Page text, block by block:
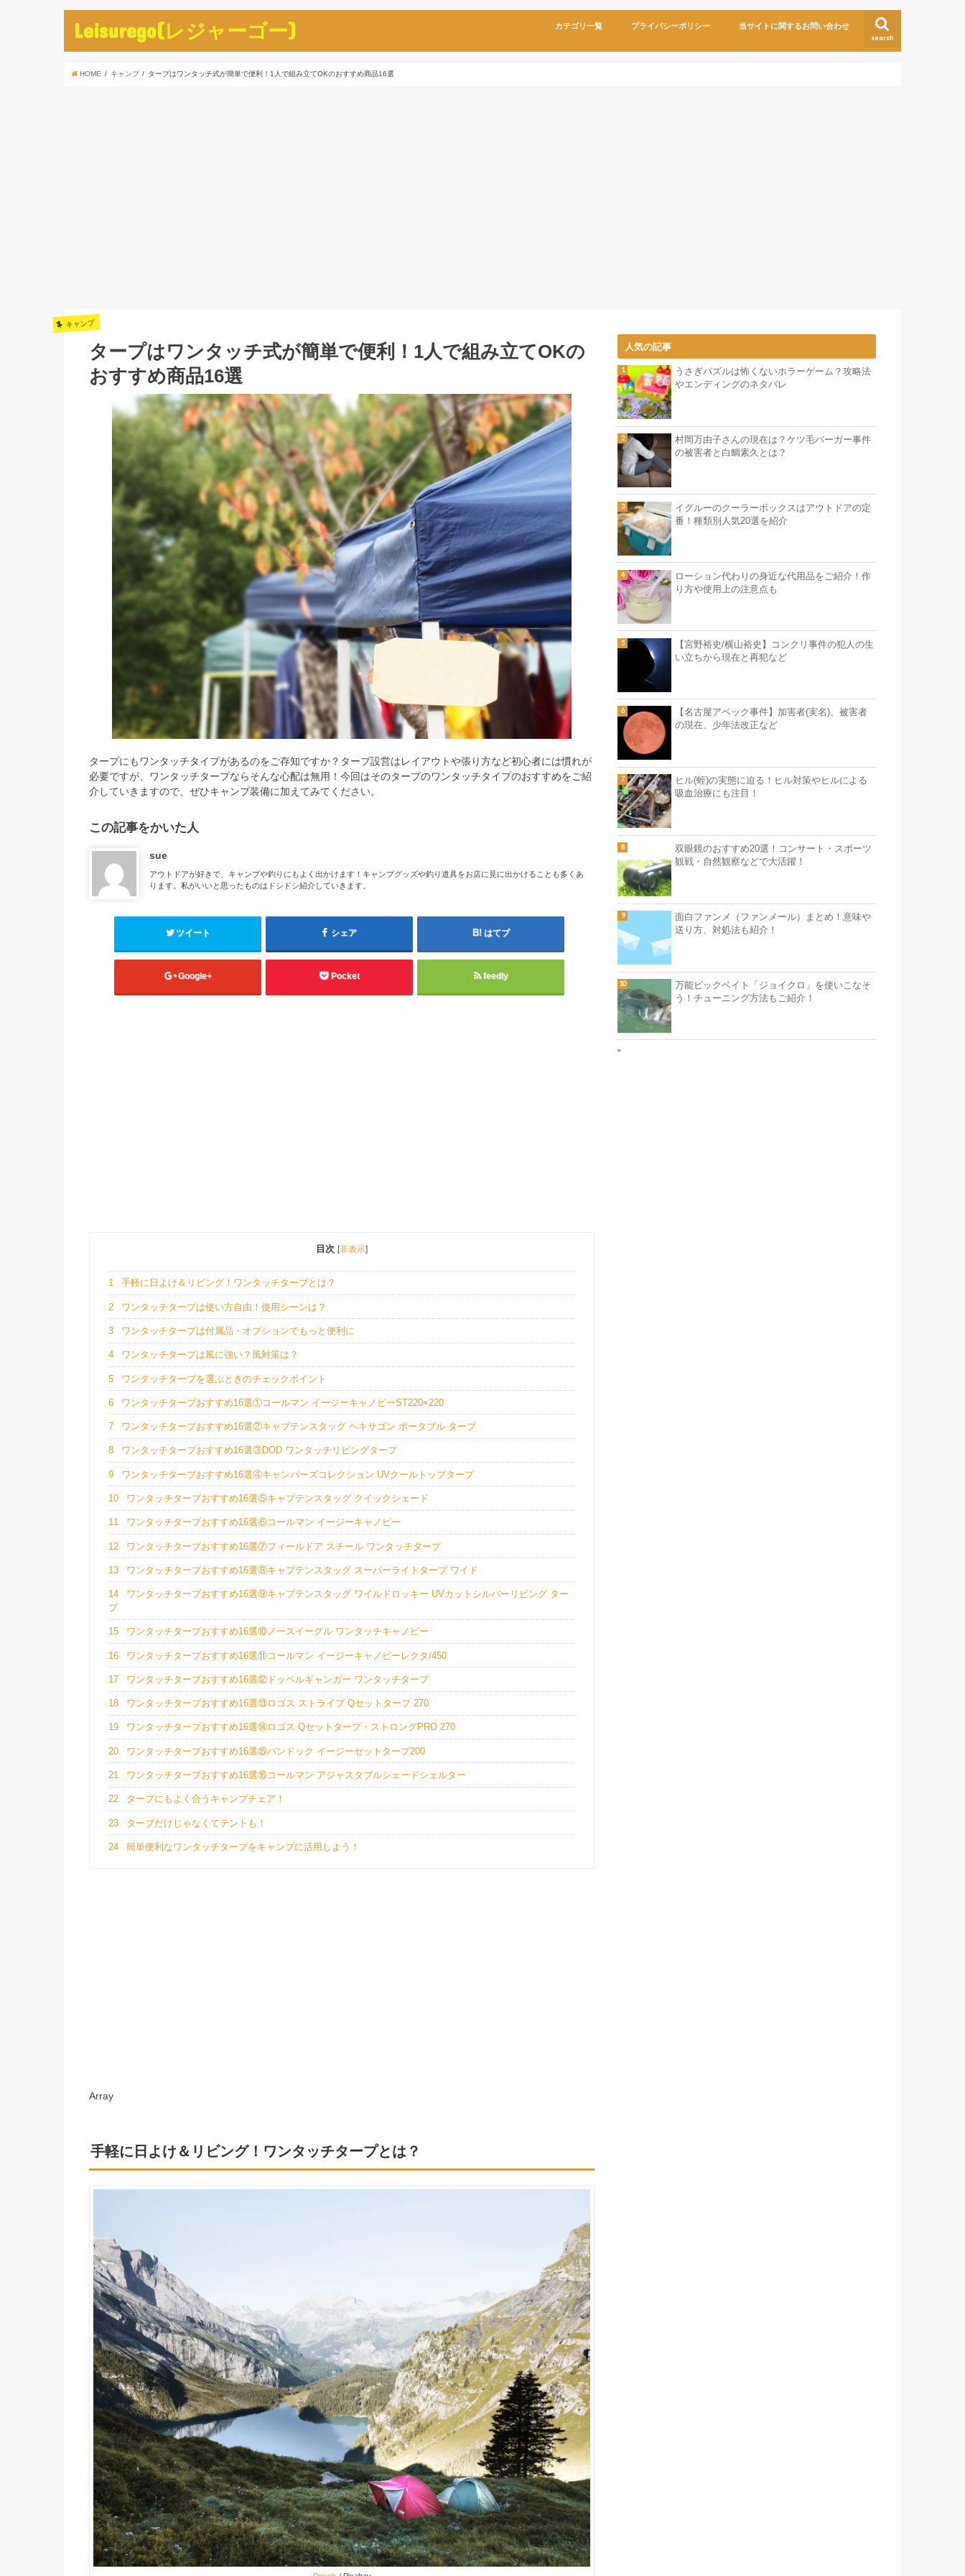
Leisurego(レジャーゴー) search
カテゴリ一覧 プライバシーポリシー 当サイトに関するお問い合わせ
HOME キャンプ タープはワンタッチ式が簡単で便利！1人で組み立てOKのおすすめ商品16選
キャンプ
タープはワンタッチ式が簡単で便利！1人で組み立てOKの
おすすめ商品16選
タープにもワンタッチタイプがあるのをご存知ですか？タープ設営はレイアウトや張り方など初心者には慣れが
必要ですが、ワンタッチタープならそんな心配は無用！今回はそのタープのワンタッチタイプのおすすめをご紹
介していきますので、ぜひキャンプ装備に加えてみてください。
この記事をかいた人
sue
アウトドアが好きで、キャンプや釣りにもよく出かけます！キャンプグッズや釣り道具をお店に見に出かけることも多くあ
ります。私がいいと思ったものはドシドシ紹介していきます。
ツイート シェア はてブ
Google+ Pocket feedly
目次 [非表示]
1 手軽に日よけ＆リビング！ワンタッチタープとは？
2 ワンタッチタープは使い方自由！使用シーンは？
3 ワンタッチタープは付属品・オプションでもっと便利に
4 ワンタッチタープは風に強い？風対策は？
5 ワンタッチタープを選ぶときのチェックポイント
6 ワンタッチタープおすすめ16選①コールマン イージーキャノピーST220×220
7 ワンタッチタープおすすめ16選②キャプテンスタッグ ヘキサゴン ポータブル タープ
8 ワンタッチタープおすすめ16選③DOD ワンタッチリビングタープ
9 ワンタッチタープおすすめ16選④キャンパーズコレクション UVクールトップタープ
10 ワンタッチタープおすすめ16選⑤キャプテンスタッグ クイックシェード
11 ワンタッチタープおすすめ16選⑥コールマン イージーキャノピー
12 ワンタッチタープおすすめ16選⑦フィールドア スチール ワンタッチタープ
13 ワンタッチタープおすすめ16選⑧キャプテンスタッグ スーパーライトタープ ワイド
14
ワンタッチタープおすすめ16選⑨キャプテンスタッグ ワイルドロッキー UVカットシルバーリビング ター
プ
15 ワンタッチタープおすすめ16選⑩ノースイーグル ワンタッチキャノピー
16 ワンタッチタープおすすめ16選⑪コールマン イージーキャノピーレクタ/450
17 ワンタッチタープおすすめ16選⑫ドッペルギャンガー ワンタッチタープ
18 ワンタッチタープおすすめ16選⑬ロゴス ストライプ Qセットタープ 270
19 ワンタッチタープおすすめ16選⑭ロゴス Qセットタープ・ストロングPRO 270
20 ワンタッチタープおすすめ16選⑮バンドック イージーセットタープ200
21 ワンタッチタープおすすめ16選⑯コールマン アジャスタブルシェードシェルター
22 タープにもよく合うキャンプチェア！
23 ターブだけじゃなくてテントも！
24 簡単便利なワンタッチタープをキャンプに活用しよう！
Array
手軽に日よけ＆リビング！ワンタッチタープとは？
人気の記事
うさぎパズルは怖くないホラーゲーム？攻略法
やエンディングのネタバレ
村岡万由子さんの現在は？ケツ毛バーガー事件
の被害者と白鯛素久とは？
イグルーのクーラーボックスはアウトドアの定
番！種類別人気20選を紹介
ローション代わりの身近な代用品をご紹介！作
り方や使用上の注意点も
【宮野裕史/横山裕史】コンクリ事件の犯人の生
い立ちから現在と再犯など
【名古屋アベック事件】加害者(実名)、被害者
の現在、少年法改正など
ヒル(蛭)の実態に迫る！ヒル対策やヒルによる
吸血治療にも注目！
双眼鏡のおすすめ20選！コンサート・スポーツ
観戦・自然観察などで大活躍！
面白ファンメ（ファンメール）まとめ！意味や
送り方、対処法も紹介！
万能ビックベイト「ジョイクロ」を使いこなそ
う！チューニング方法もご紹介！
"